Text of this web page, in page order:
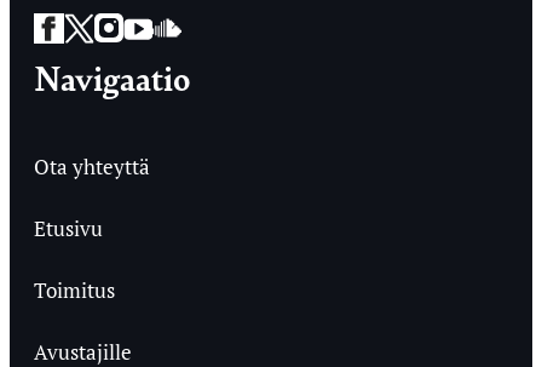
Facebook
Twitter
Instagram
YouTube
SoundCloud
Navigaatio
Ota yhteyttä
Etusivu
Toimitus
Avustajille